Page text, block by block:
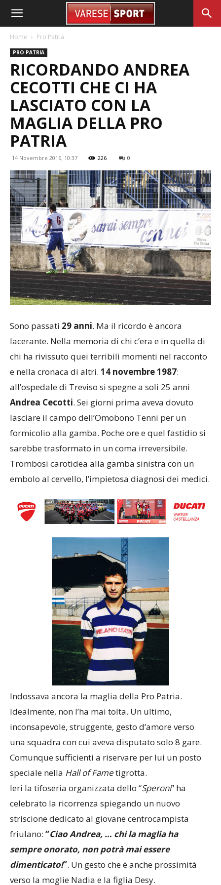
Home Pro Patria
PRO PATRIA
RICORDANDO ANDREA
CECOTTI CHE CI HA
LASCIATO CON LA
MAGLIA DELLA PRO
PATRIA
14 Novembre 2016, 10:37 226 0
Sono passati 29 anni. Ma il ricordo è ancora
lacerante. Nella memoria di chi c’era e in quella di
chi ha rivissuto quei terribili momenti nel racconto
e nella cronaca di altri. 14 novembre 1987:
all’ospedale di Treviso si spegne a soli 25 anni
Andrea Cecotti. Sei giorni prima aveva dovuto
lasciare il campo dell’Omobono Tenni per un
formicolio alla gamba. Poche ore e quel fastidio si
sarebbe trasformato in un coma irreversibile.
Trombosi carotidea alla gamba sinistra con un
embolo al cervello, l’impietosa diagnosi dei medici.
Indossava ancora la maglia della Pro Patria.
Idealmente, non l’ha mai tolta. Un ultimo,
inconsapevole, struggente, gesto d’amore verso
una squadra con cui aveva disputato solo 8 gare.
Comunque sufficienti a riservare per lui un posto
speciale nella Hall of Fametigrotta.
Ieri la tifoseria organizzata dello “Speroni” ha
celebrato la ricorrenza spiegando un nuovo
striscione dedicato al giovane centrocampista
friulano: “Ciao Andrea, … chi la maglia ha
sempre onorato, non potrà mai essere
dimenticato!”. Un gesto che è anche prossimità
verso la moglie Nadia e la figlia Desy.